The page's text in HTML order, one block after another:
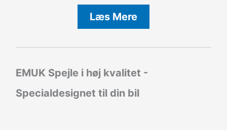
Læs Mere
EMUK Spejle i høj kvalitet -
Specialdesignet til din bil